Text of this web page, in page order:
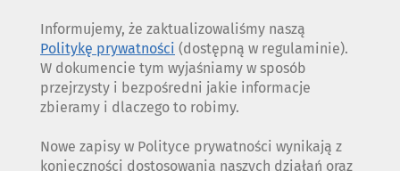
Informujemy, że zaktualizowaliśmy naszą
Politykę prywatności (dostępną w regulaminie).
W dokumencie tym wyjaśniamy w sposób
przejrzysty i bezpośredni jakie informacje
zbieramy i dlaczego to robimy.
Nowe zapisy w Polityce prywatności wynikają z
konieczności dostosowania naszych działań oraz